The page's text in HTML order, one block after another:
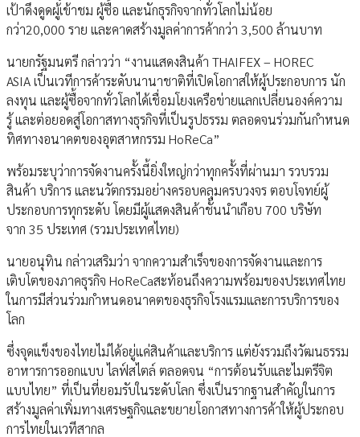
เป้าดึงดูดผู้เข้าชม ผู้ซื้อ และนักธุรกิจจากทั่วโลกไม่น้อย
กว่า20,000 ราย และคาดสร้างมูลค่าการค้ากว่า 3,500 ล้านบาท
นายกรัฐมนตรี กล่าวว่า “งานแสดงสินค้า THAIFEX – HOREC
ASIA เป็นเวทีการค้าระดับนานาชาติที่เปิดโอกาสให้ผู้ประกอบการ นัก
ลงทุน และผู้ซื้อจากทั่วโลกได้เชื่อมโยงเครือข่ายแลกเปลี่ยนองค์ความ
รู้ และต่อยอดสู่โอกาสทางธุรกิจที่เป็นรูปธรรม ตลอดจนร่วมกันกำหนด
ทิศทางอนาคตของอุตสาหกรรม HoReCa”
พร้อมระบุว่าการจัดงานครั้งนี้ยิ่งใหญ่กว่าทุกครั้งที่ผ่านมา รวบรวม
สินค้า บริการ และนวัตกรรมอย่างครอบคลุมครบวงจร ตอบโจทย์ผู้
ประกอบการทุกระดับ โดยมีผู้แสดงสินค้าชั้นนำเกือบ 700 บริษัท
จาก 35 ประเทศ (รวมประเทศไทย)
นายอนุทิน กล่าวเสริมว่า จากความสำเร็จของการจัดงานและการ
เติบโตของภาคธุรกิจ HoReCaสะท้อนถึงความพร้อมของประเทศไทย
ในการมีส่วนร่วมกำหนดอนาคตของธุรกิจโรงแรมและการบริการของ
โลก
ซึ่งจุดแข็งของไทยไม่ได้อยู่แค่สินค้าและบริการ แต่ยังรวมถึงวัฒนธรรม
อาหารการออกแบบ ไลฟ์สไตล์ ตลอดจน “การต้อนรับและไมตรีจิต
แบบไทย” ที่เป็นที่ยอมรับในระดับโลก ซึ่งเป็นรากฐานสำคัญในการ
สร้างมูลค่าเพิ่มทางเศรษฐกิจและขยายโอกาสทางการค้าให้ผู้ประกอบ
การไทยในเวทีสากล